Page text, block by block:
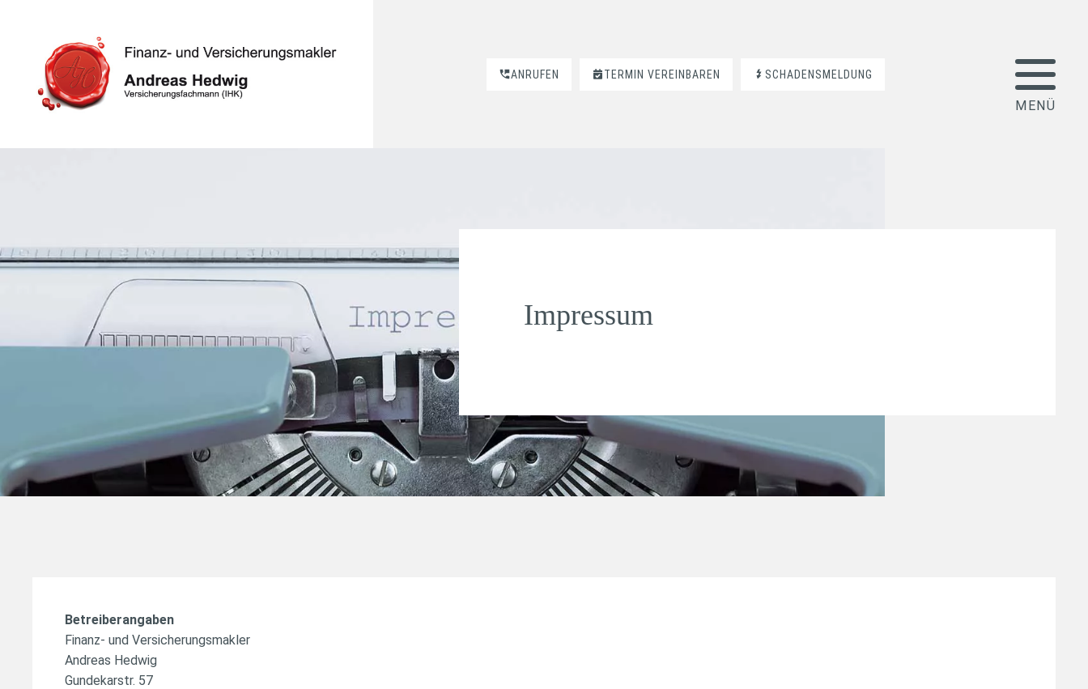
ANRUFEN TERMIN VEREINBAREN SCHADENSMELDUNG
Impressum
Betreiberangaben
Finanz- und Versicherungsmakler
Andreas Hedwig
Gundekarstr. 57